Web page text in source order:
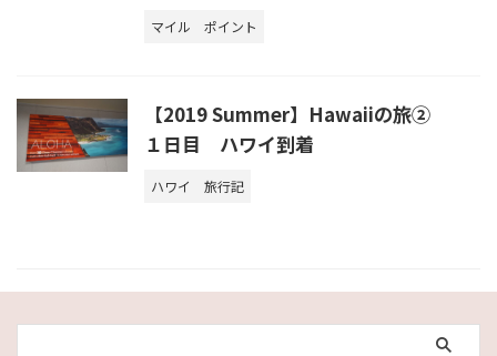
マイル ポイント
【2019 Summer】Hawaiiの旅②
１日目 ハワイ到着
ハワイ 旅行記